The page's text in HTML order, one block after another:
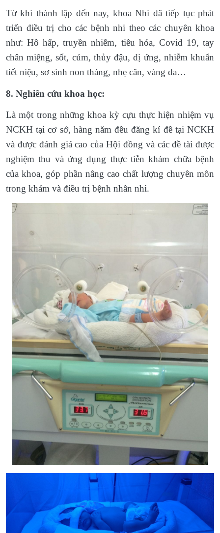
Từ khi thành lập đến nay, khoa Nhi đã tiếp tục phát
triển điều trị cho các bệnh nhi theo các chuyên khoa
như: Hô hấp, truyền nhiễm, tiêu hóa, Covid 19, tay
chân miệng, sốt, cúm, thủy đậu, dị ứng, nhiễm khuẩn
tiết niệu, sơ sinh non tháng, nhẹ cân, vàng da…
8. Nghiên cứu khoa học:
Là một trong những khoa kỳ cựu thực hiện nhiệm vụ
NCKH tại cơ sở, hàng năm đều đăng kí đề tại NCKH
và được đánh giá cao của Hội đồng và các đề tài được
nghiệm thu và ứng dụng thực tiễn khám chữa bệnh
của khoa, góp phần nâng cao chất lượng chuyên môn
trong khám và điều trị bệnh nhân nhi.